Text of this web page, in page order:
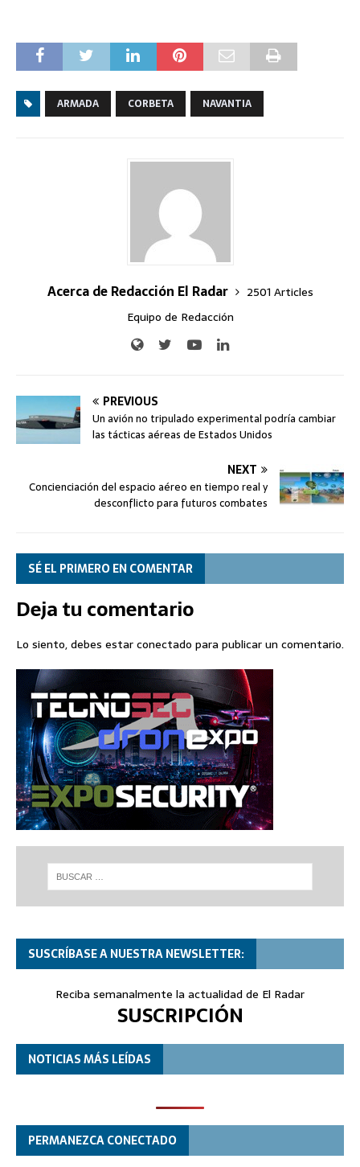
ARMADA CORBETA NAVANTIA
Acerca de Redacción El Radar
2501 Articles
Equipo de Redacción
PREVIOUS
Un avión no tripulado experimental podría cambiar
las tácticas aéreas de Estados Unidos
NEXT
Concienciación del espacio aéreo en tiempo real y
desconflicto para futuros combates
SÉ EL PRIMERO EN COMENTAR
Deja tu comentario
Lo siento, debes estarconectado para publicar un comentario.
SUSCRÍBASE A NUESTRA NEWSLETTER:
Reciba semanalmente la actualidad de El Radar
SUSCRIPCIÓN
NOTICIAS MÁS LEÍDAS
PERMANEZCA CONECTADO